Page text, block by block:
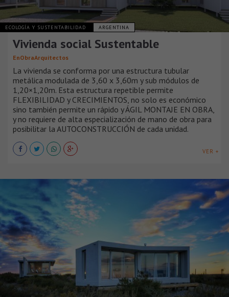
ECOLOGÍA Y SUSTENTABILIDAD ARGENTINA
Vivienda social Sustentable
EnObraArquitectos
La vivienda se conforma por una estructura tubular
metálica modulada de 3,60 x 3,60m y sub módulos de
1,20×1,20m. Esta estructura repetible permite
FLEXIBILIDAD y CRECIMIENTOS, no solo es económico
sino también permite un rápido y ÁGIL MONTAJE EN OBRA,
y no requiere de alta especialización de mano de obra para
posibilitar la AUTOCONSTRUCCIÓN de cada unidad.
VER +